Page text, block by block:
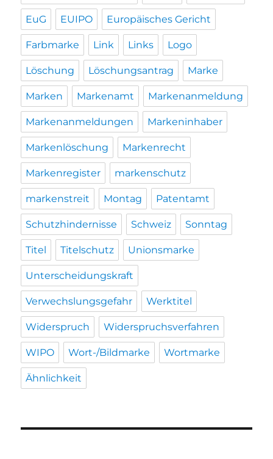
EuG EUIPO Europäisches Gericht
Farbmarke Link Links Logo
Löschung Löschungsantrag Marke
Marken Markenamt Markenanmeldung
Markenanmeldungen Markeninhaber
Markenlöschung Markenrecht
Markenregister markenschutz
markenstreit Montag Patentamt
Schutzhindernisse Schweiz Sonntag
Titel Titelschutz Unionsmarke
Unterscheidungskraft
Verwechslungsgefahr Werktitel
Widerspruch Widerspruchsverfahren
WIPO Wort-/Bildmarke Wortmarke
Ähnlichkeit